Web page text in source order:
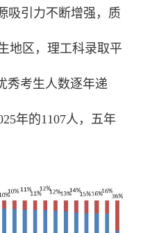
吸引力不断增强，质
地区，理工科录取平
秀考生人数逐年递
年的1107人，五年